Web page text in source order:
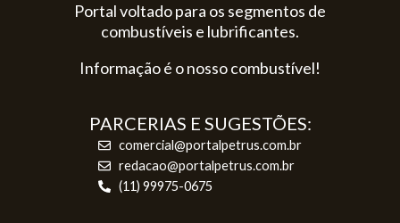
Portal voltado para os segmentos de
combustíveis e lubrificantes.
Informação é o nosso combustível!
PARCERIAS E SUGESTÕES:
comercial@portalpetrus.com.br
redacao@portalpetrus.com.br
(11) 99975-0675